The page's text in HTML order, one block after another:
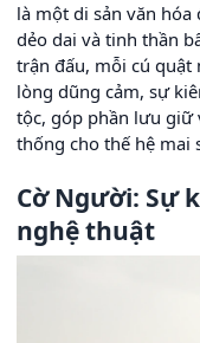
là một di sản văn
dẻo dai và tinh thần
trận đấu, mỗi cú quật
lòng dũng cảm, sự
tộc, góp phần lưu giữ
thống cho thế hệ mai
Cờ Người: Sự
nghệ thuật